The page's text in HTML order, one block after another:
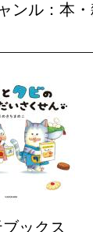
ンル：本
ックス